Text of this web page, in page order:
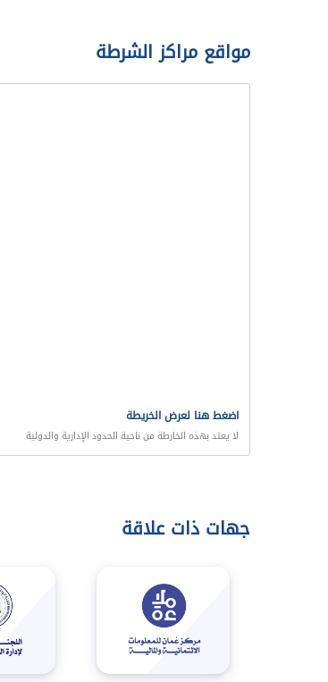
مواقع مراكز الشرطة
اضغط هنا لعرض الخريطة
لا يعتد بهذه الخارطة من ناحية الحدود الإدارية والدولية
جهات ذات علاقة